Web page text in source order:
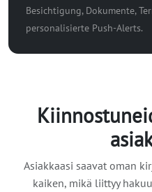
Besichtigung, Dokumente,
personalisierte Push-Alerts.
Asiakkaasi saavat oman
kaiken, mikä liittyy